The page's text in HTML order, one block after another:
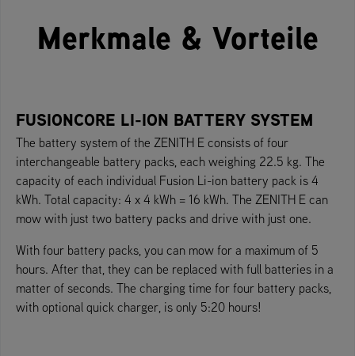
Merkmale & Vorteile
FUSIONCORE LI-ION BATTERY SYSTEM
The battery system of the ZENITH E consists of four
interchangeable battery packs, each weighing 22.5 kg. The
capacity of each individual Fusion Li-ion battery pack is 4
kWh. Total capacity: 4 x 4 kWh = 16 kWh. The ZENITH E can
mow with just two battery packs and drive with just one.
With four battery packs, you can mow for a maximum of 5
hours. After that, they can be replaced with full batteries in a
matter of seconds. The charging time for four battery packs,
with optional quick charger, is only 5:20 hours!